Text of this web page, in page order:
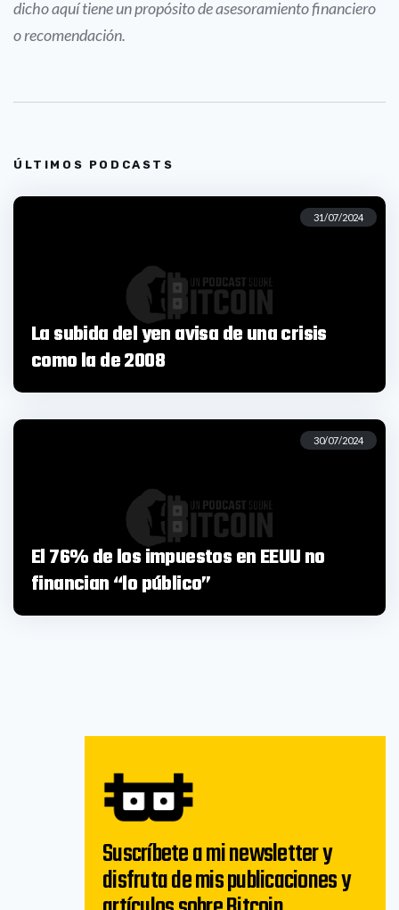
dicho aquí tiene un propósito de asesoramiento financiero
o recomendación.
ÚLTIMOS PODCASTS
31/07/2024
La subida del yen avisa de una crisis
como la de 2008
30/07/2024
El 76% de los impuestos en EEUU no
financian “lo público”
Suscríbete a mi newsletter y
disfruta de mis publicaciones y